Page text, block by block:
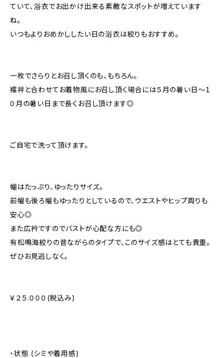
ていて、浴衣でお出かけ出来る素敵なスポットが増えています
ね。
いつもよりおめかししたい日の浴衣は絞りもおすすめ。
一枚でさらりとお召し頂くのも、もちろん。
襦袢と合わせてお着物風にお召し頂く場合には５月の暑い日～１
０月の暑い日まで長くお召し頂けます◎
ご自宅で洗って頂けます。
幅はたっぷり、ゆったりサイズ。
前幅も後ろ幅もゆったりとしているので、ウエストやヒップ周りも
安心◎
また広衿ですのでバストが心配な方にも◎
有松鳴海絞りの昔ながらのタイプで、このサイズ感はとても貴重。
ぜひお見逃しなく。
￥２５.０００(税込み)
・状態 (シミや着用感)